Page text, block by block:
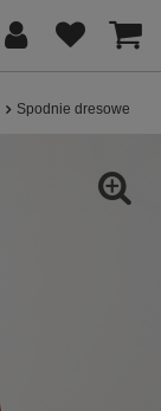
Spodnie dresowe